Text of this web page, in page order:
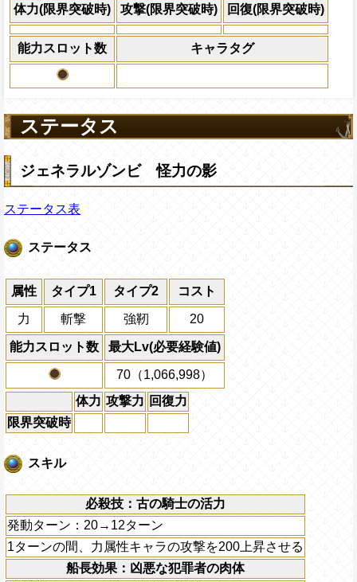
体力(限界突破時) 攻撃(限界突破時) 回復(限界突破時)
能力スロット数 キャラタグ
必殺技
×30倍の全プレイヤー
(最大体力の2倍上限
えている時、体力満
になる)、全プレイヤ
アクション
を30%下げ、強靭タ
ステータス
ジェネラルゾンビ 怪力の影
ステータス表
ステータス
属性 タイプ1 タイプ2 コスト
力 斬撃 強靭 20
能力スロット数 最大Lv(必要経験値)
70（1,066,998）
体力 攻撃力 回復力
限界突破時
スキル
必殺技：古の騎士の活力
発動ターン：20→12ターン
1ターンの間、力属性キャラの攻撃を200上昇させる
船長効果：凶悪な犯罪者の肉体